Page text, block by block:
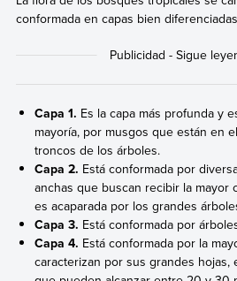
conformada en capas bien
Capa 1. Es la capa más profunda y
mayoría, por musgos que están en
troncos de los árboles.
Capa 2. Está conformada por
anchas que buscan recibir la mayor
es acaparada por los grandes
Capa 3. Está conformada por
Capa 4. Está conformada por la
caracterizan por sus grandes hojas,